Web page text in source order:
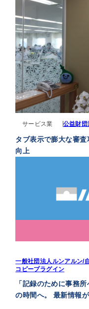
サービス業 公益財
タブ表示で膨大な審
向上
一般社団法人ルンアルン/
コピープラグイン
「記録のために事務
の時間へ。 最新情報